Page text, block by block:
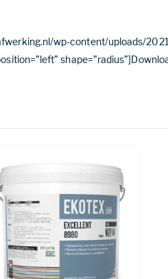
wp-content/uploads/